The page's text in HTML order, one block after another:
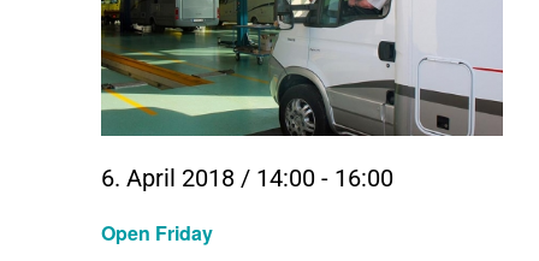
Open Friday
6. April 2018 / 14:00 - 16:00